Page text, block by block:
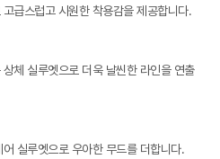
급스럽고 시원한 착용감을 제공합니다.
체 실루엣으로 더욱 날씬한 라인을 연출
실루엣으로 우아한 무드를 더합니다.